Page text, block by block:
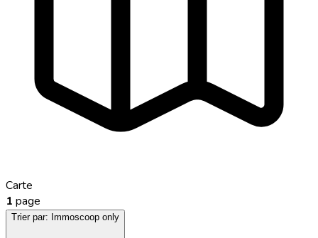
Carte
1 page
Trier par: Immoscoop only